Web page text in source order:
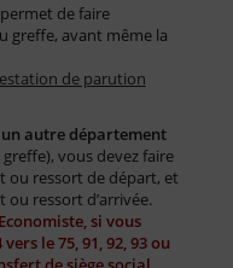
de faire
greffe, avant même la
de parution
un autre département
vous devez faire
ou ressort de départ, et
ressort d’arrivée.
si vous
le 75, 91, 92, 93 ou